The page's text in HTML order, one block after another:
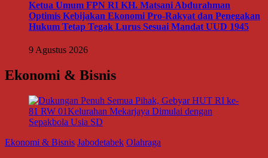
Ketua Umum FPN RI KH. Matsani Abdurahman
Optimis Kebijakan Ekonomi Pro-Rakyat dan Penegakan
Hukum Tetap Tegak Lurus Sesuai Mandat UUD 1945
9 Agustus 2026
Ekonomi & Bisnis
Ekonomi & Bisnis Jabodetabek Olahraga